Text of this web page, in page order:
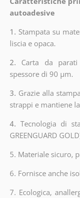
autoadesive
1. Stampata su
liscia e opaca.
2. Carta da
spessore di 90 µm.
3. Grazie alla
strappi e mantiene
4.Tecnologia di
GREENGUARD
5. Materiale sicuro,
6. Fornisce anche
7. Ecologica,